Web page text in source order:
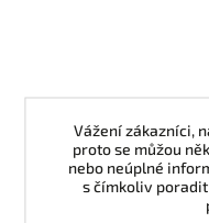
Vážení zákazníci,
proto se můžou
nebo neúplné
s čímkoliv